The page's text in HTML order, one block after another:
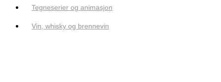
Tegneserier og animasjon
Vin, whisky og brennevin